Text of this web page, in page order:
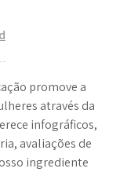
promove a
através da
infográficos,
avaliações de
ingrediente